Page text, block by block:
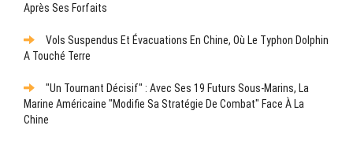
Après Ses Forfaits
Vols Suspendus Et Évacuations En Chine, Où Le Typhon Dolphin
A Touché Terre
"Un Tournant Décisif" : Avec Ses 19 Futurs Sous-Marins, La
Marine Américaine "modifie Sa Stratégie De Combat" Face À La
Chine